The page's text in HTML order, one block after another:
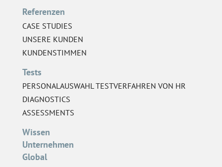
Referenzen
CASE STUDIES
UNSERE KUNDEN
KUNDENSTIMMEN
Tests
PERSONALAUSWAHL TESTVERFAHREN VON HR
DIAGNOSTICS
ASSESSMENTS
Wissen
Unternehmen
Global